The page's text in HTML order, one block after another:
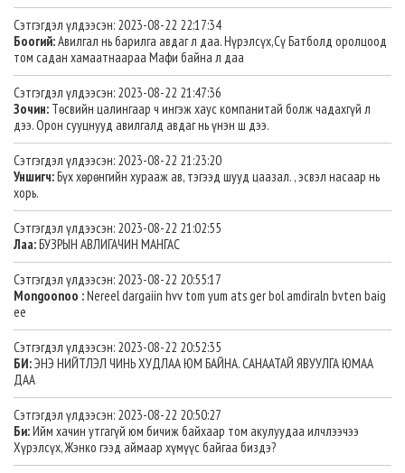
Сэтгэгдэл үлдээсэн: 2023-08-22 22:17:34
Боогий:Авилгал нь барилга авдаг л даа. Нүрэлсүх,Сү Батболд оролцоод
том садан хамаатнаараа Мафи байна л даа
Сэтгэгдэл үлдээсэн: 2023-08-22 21:47:36
Зочин: Төсвийн цалингаар ч ингэж хаус компанитай болж чадахгүй л
дээ. Орон сууцнууд авилгалд авдаг нь үнэн ш дээ.
Сэтгэгдэл үлдээсэн: 2023-08-22 21:23:20
Уншигч:Бүх хөрөнгийн хурааж ав, тэгээд шууд цаазал. , эсвэл насаар нь
хорь.
Сэтгэгдэл үлдээсэн: 2023-08-22 21:02:55
Лаа:БУЗРЫН АВЛИГАЧИН МАНГАС
Сэтгэгдэл үлдээсэн: 2023-08-22 20:55:17
Mongoonoo :Nereel dargaiin hvv tom yum ats ger bol amdiraln bvten baig
ee
Сэтгэгдэл үлдээсэн: 2023-08-22 20:52:35
БИ:ЭНЭ НИЙТЛЭЛ ЧИНЬ ХУДЛАА ЮМ БАЙНА. САНААТАЙ ЯВУУЛГА ЮМАА
ДАА
Сэтгэгдэл үлдээсэн: 2023-08-22 20:50:27
Би:Ийм хачин утгагүй юм бичиж байхаар том акулуудаа илчлээчээ
Хүрэлсүх, Жэнко гээд аймаар хүмүүс байгаа биздэ?